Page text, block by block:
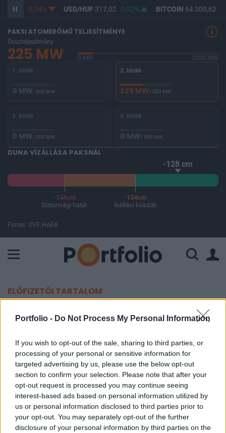
Portfolio - Do Not Process My Personal Information
If you wish to opt-out of the sale, sharing to third parties, or
processing of your personal or sensitive information for
targeted advertising by us, please use the below opt-out
section to confirm your selection. Please note that after your
opt-out request is processed you may continue seeing
interest-based ads based on personal information utilized by
us or personal information disclosed to third parties prior to
your opt-out. You may separately opt-out of the further
disclosure of your personal information by third parties on the
-0,04% USD/HUF317,02 0,02% BITCOIN64 300,62
PAKSI ATOMERŐMŰ TELJESÍTMÉNYE
Összteljesítmény
225 MW 0 MW
2000 MW
1. blokk
0 MW/ 500 MW
2. blokk
225 MW/ 500 MW
3. blokk
0 MW/ 500 MW
4. blokk
0 MW/ 500 MW
DUNA VÍZÁLLÁSA PAKSNÁL
-128 cm
-144cm
biztonsági határ
-134cm
leállási küszöb
Forrás: OVF, HAEA
ELŐFIZETŐI TARTALOM
Nem adott hitelt Trumpnak a
Portfolio
2019. február 03. 12:33
Visszautasította Donald Trump akkori elnökjelölt
hitelkérelmét a 2016-os elnöki kampány során a
Deutsche Bank - tudta meg a The New York Times.